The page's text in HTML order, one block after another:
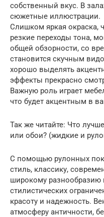
собственный вкус. В
сюжетные иллюстрации.
Слишком яркая окраска,
резкие переходы тона,
общей обзорности, со
становится скучным
хорошо выделять
эффекты прекрасно
Важную роль играет
что будет акцентным в
Так же читайте: Что
или обои? (жидкие и
С помощью рулонных
стиль, классику,
широкому разнообразию
стилистических
красоту и надежность.
атмосферу античности,